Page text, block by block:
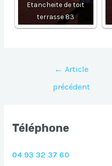
Etancheite de toit
terrasse 83
Navigation
l’article
← Article
précédent
Téléphone
04 93 32 37 60